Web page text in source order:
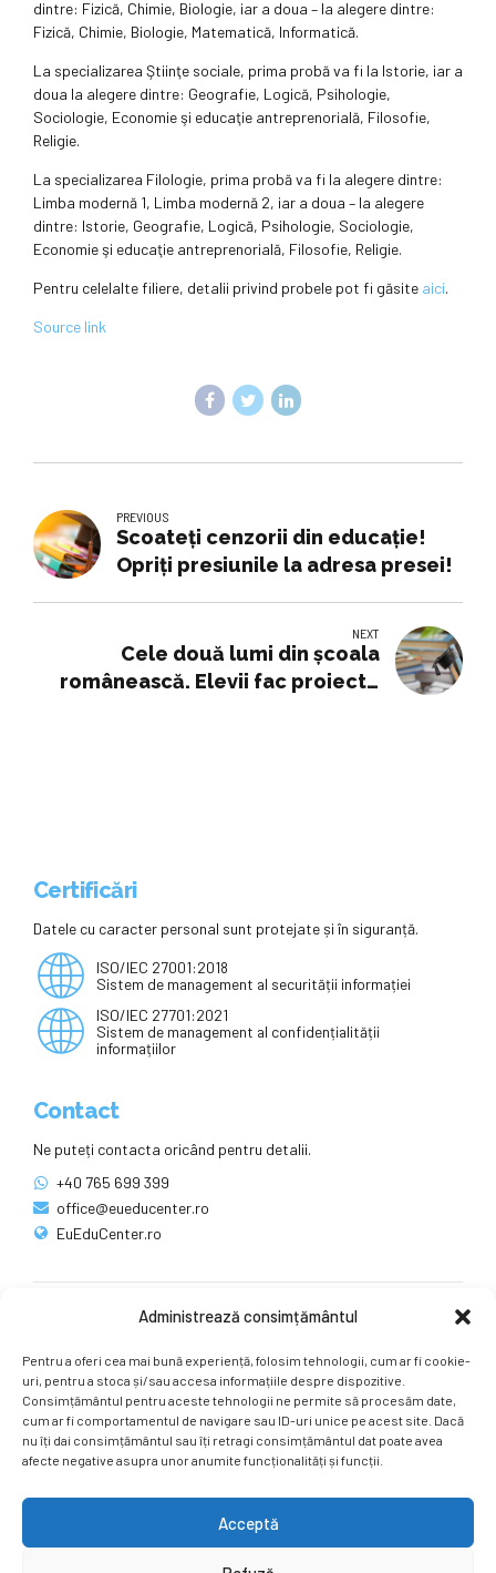
Administrează consimțământul
Pentru a oferi cea mai bună experiență, folosim tehnologii, cum ar fi cookie-
uri, pentru a stoca și/sau accesa informațiile despre dispozitive.
Consimțământul pentru aceste tehnologii ne permite să procesăm date,
cum ar fi comportamentul de navigare sau ID-uri unice pe acest site. Dacă
nu îți dai consimțământul sau îți retragi consimțământul dat poate avea
afecte negative asupra unor anumite funcționalități și funcții.
Acceptă
dintre: Fizică, Chimie, Biologie, iar a doua – la alegere dintre:
Fizică, Chimie, Biologie, Matematică, Informatică.
La specializarea Ştiinţe sociale, prima probă va fi la Istorie, iar a
doua la alegere dintre: Geografie, Logică, Psihologie,
Sociologie, Economie şi educaţie antreprenorială, Filosofie,
Religie.
La specializarea Filologie, prima probă va fi la alegere dintre:
Limba modernă 1, Limba modernă 2, iar a doua – la alegere
dintre: Istorie, Geografie, Logică, Psihologie, Sociologie,
Economie şi educaţie antreprenorială, Filosofie, Religie.
Pentru celelalte filiere, detalii privind probele pot fi găsite aici.
Source link
PREVIOUS
Scoateți cenzorii din educație!
Opriți presiunile la adresa presei!
NEXT
Cele două lumi din școala
românească. Elevii fac proiecte
Certificări
Datele cu caracter personal sunt protejate și în siguranță.
ISO/IEC 27001:2018
Sistem de management al securității informației
ISO/IEC 27701:2021
Sistem de management al confidențialității
informațiilor
Contact
Ne puteți contacta oricând pentru detalii.
+40 765 699 399
office@eueducenter.ro
EuEduCenter.ro
Ne puteți găsi și pe rețelele sociale.